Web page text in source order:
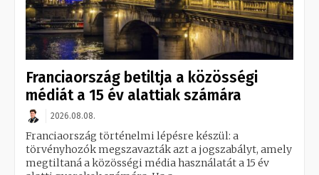
Franciaország betiltja a közösségi
médiát a 15 év alattiak számára
2026.08.08.
Franciaország történelmi lépésre készül: a
törvényhozók megszavazták azt a jogszabályt, amely
megtiltaná a közösségi média használatát a 15 év